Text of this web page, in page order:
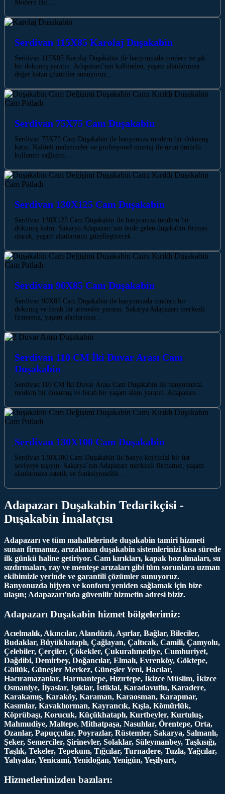
Modern Bir…
Serdivan 115X85 Karolaj Duşakabin
Serdivan 115X85 Karolaj Duşakabin ile banyonuzda modern ve şık
bir dokunuş yaratın. Adapazarı’nın kalbinden, yaşam alanlarınıza
değer katan çözümler sunuyoruz.…
Serdivan 75X75 Cam Duşakabin
Serdivan 75X75 Cam Duşakabin ile banyonuza modern bir dokunuş
katın. Kaliteli malzemeler ve profesyonel montaj ile uzun ömürlü
kullanım sağlayın.…
Serdivan 130X125 Cam Duşakabin
Serdivan 130X125 Cam Duşakabin ile banyonuza modern bir
dokunuş katın. Sakarya Adapazarı’nın önde gelen duşakabin firması
olarak, yaşam alanlarınızı güzelleştirecek…
Serdivan 90X85 Cam Duşakabin
Serdivan 90X85 Cam Duşakabin ile banyonuzda modern bir
dokunuş ve ferah bir atmosfer yaratın. Sakarya Adapazarı merkezli
firmamız, yaşam alanlarınızı…
Serdivan 110 CM İki Duvar Arası Cam
Duşakabin
Serdivan 110 CM İki Duvar Arası Cam Duşakabin ile banyonuzda
modern bir dokunuş ve ferah bir yaşam alanı yaratın. Adapazarı…
Serdivan 130X100 Cam Duşakabin
Serdivan 130X100 Cam Duşakabin ile banyo keyfinizi bir üst
seviyeye taşıyın. Sakarya’nın Adapazarı merkezli firmamız, yaşam
alanlarınıza estetik ve fonksiyonellik…
Adapazarı Duşakabin Tedarikçisi -
Duşakabin İmalatçısı
Adapazarı ve tüm mahallelerinde duşakabin tamiri hizmeti
sunan firmamız, arızalanan duşakabin sistemlerinizi kısa sürede
ilk günkü haline getiriyor. Cam kırıkları, kapak bozulmaları, su
sızdırmaları, ray ve menteşe arızaları gibi tüm sorunlara uzman
ekibimizle yerinde ve garantili çözümler sunuyoruz.
Banyonuzda hijyen ve konforu yeniden sağlamak için bize
ulaşın; Adapazarı’nda güvenilir hizmetin adresi biziz.
Adapazarı Duşakabin hizmet bölgelerimiz:
Acıelmalık, Akıncılar, Alandüzü, Aşırlar, Bağlar, Bileciler,
Budaklar, Büyükhataplı, Çağlayan, Çaltıcak, Camili, Çamyolu,
Çelebiler, Çerçiler, Çökekler, Çukurahmediye, Cumhuriyet,
Dağdibi, Demirbey, Doğancılar, Elmalı, Evrenköy, Göktepe,
Güllük, Güneşler Merkez, Güneşler Yeni, Hacılar,
Hacıramazanlar, Harmantepe, Hızırtepe, İkizce Müslim, İkizce
Osmaniye, İlyaslar, Işıklar, İstiklal, Karadavutlu, Karadere,
Karakamış, Karaköy, Karaman, Karaosman, Karapınar,
Kasımlar, Kavaklıorman, Kayrancık, Kışla, Kömürlük,
Köprübaşı, Korucuk, Küçükhataplı, Kurtbeyler, Kurtuluş,
Mahmudiye, Maltepe, Mithatpaşa, Nasuhlar, Örentepe, Orta,
Ozanlar, Papuççular, Poyrazlar, Rüstemler, Sakarya, Salmanlı,
Şeker, Semerciler, Şirinevler, Solaklar, Süleymanbey, Taşkısığı,
Taşlık, Tekeler, Tepekum, Tığcılar, Turnadere, Tuzla, Yağcılar,
Yahyalar, Yenicami, Yenidoğan, Yenigün, Yeşilyurt,
Hizmetlerimizden bazıları: